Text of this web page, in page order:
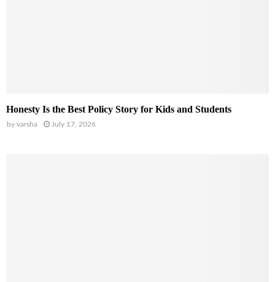
Honesty Is the Best Policy Story for Kids and Students
by varsha July 17, 2026